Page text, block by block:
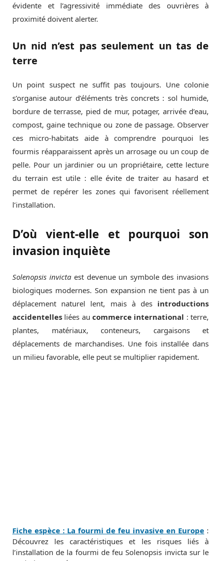
évidente et l’agressivité immédiate des ouvrières à
proximité doivent alerter.
Un nid n’est pas seulement un tas de
terre
Un point suspect ne suffit pas toujours. Une colonie
s’organise autour d’éléments très concrets : sol humide,
bordure de terrasse, pied de mur, potager, arrivée d’eau,
compost, gaine technique ou zone de passage. Observer
ces micro-habitats aide à comprendre pourquoi les
fourmis réapparaissent après un arrosage ou un coup de
pelle. Pour un jardinier ou un propriétaire, cette lecture
du terrain est utile : elle évite de traiter au hasard et
permet de repérer les zones qui favorisent réellement
l’installation.
D’où vient-elle et pourquoi son
invasion inquiète
Solenopsis invictaest devenue un symbole des invasions
biologiques modernes. Son expansion ne tient pas à un
déplacement naturel lent, mais à des introductions
accidentelles liées au commerce international : terre,
plantes, matériaux, conteneurs, cargaisons et
déplacements de marchandises. Une fois installée dans
un milieu favorable, elle peut se multiplier rapidement.
Fiche espèce : La fourmi de feu invasive en Europe :
Découvrez les caractéristiques et les risques liés à
l’installation de la fourmi de feu Solenopsis invicta sur le